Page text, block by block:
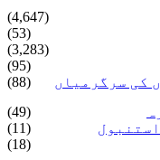
(4,647)
(53)
(3,283)
(95)
کی سرگرمیاں
(88)
(49)
(11)
(18)